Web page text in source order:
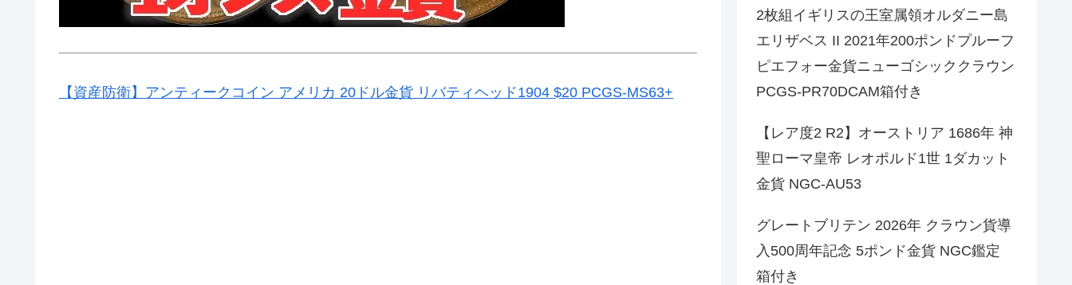
【資産防衛】アンティークコイン アメリカ 20ドル金貨 リバティヘッド1904 $20 PCGS-MS63+
2枚組イギリスの王室属領オルダニー島
エリザベス II 2021年200ポンドプルーフ
ピエフォー金貨ニューゴシッククラウン
PCGS-PR70DCAM箱付き
【レア度2 R2】オーストリア 1686年 神
聖ローマ皇帝 レオポルド1世 1ダカット
金貨 NGC-AU53
グレートブリテン 2026年 クラウン貨導
入500周年記念 5ポンド金貨 NGC鑑定
箱付き